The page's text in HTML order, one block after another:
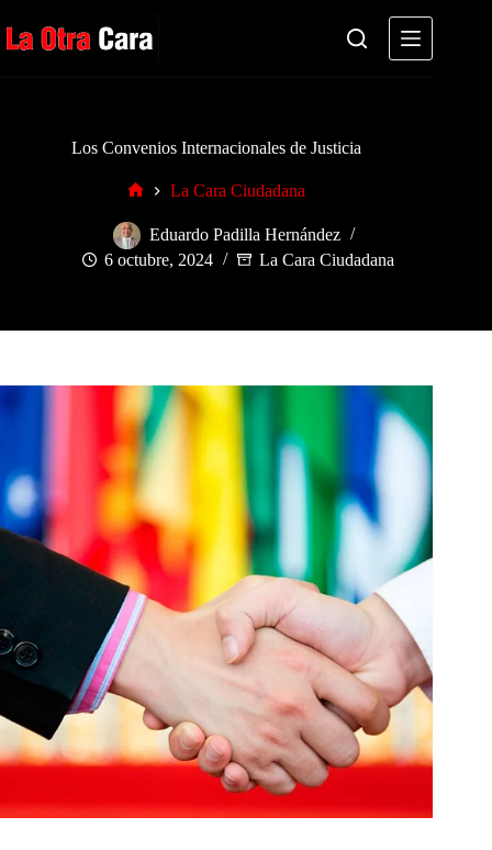
al
contenido
Los Convenios Internacionales de Justicia
La Cara Ciudadana
Eduardo Padilla Hernández
6 octubre, 2024
La Cara Ciudadana